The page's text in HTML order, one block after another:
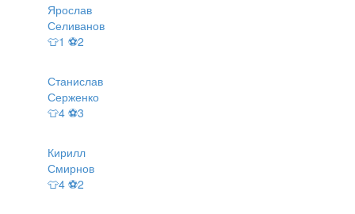
Ярослав
Селиванов
👕1 ⚽2
Станислав
Серженко
👕4 ⚽3
Кирилл
Смирнов
👕4 ⚽2